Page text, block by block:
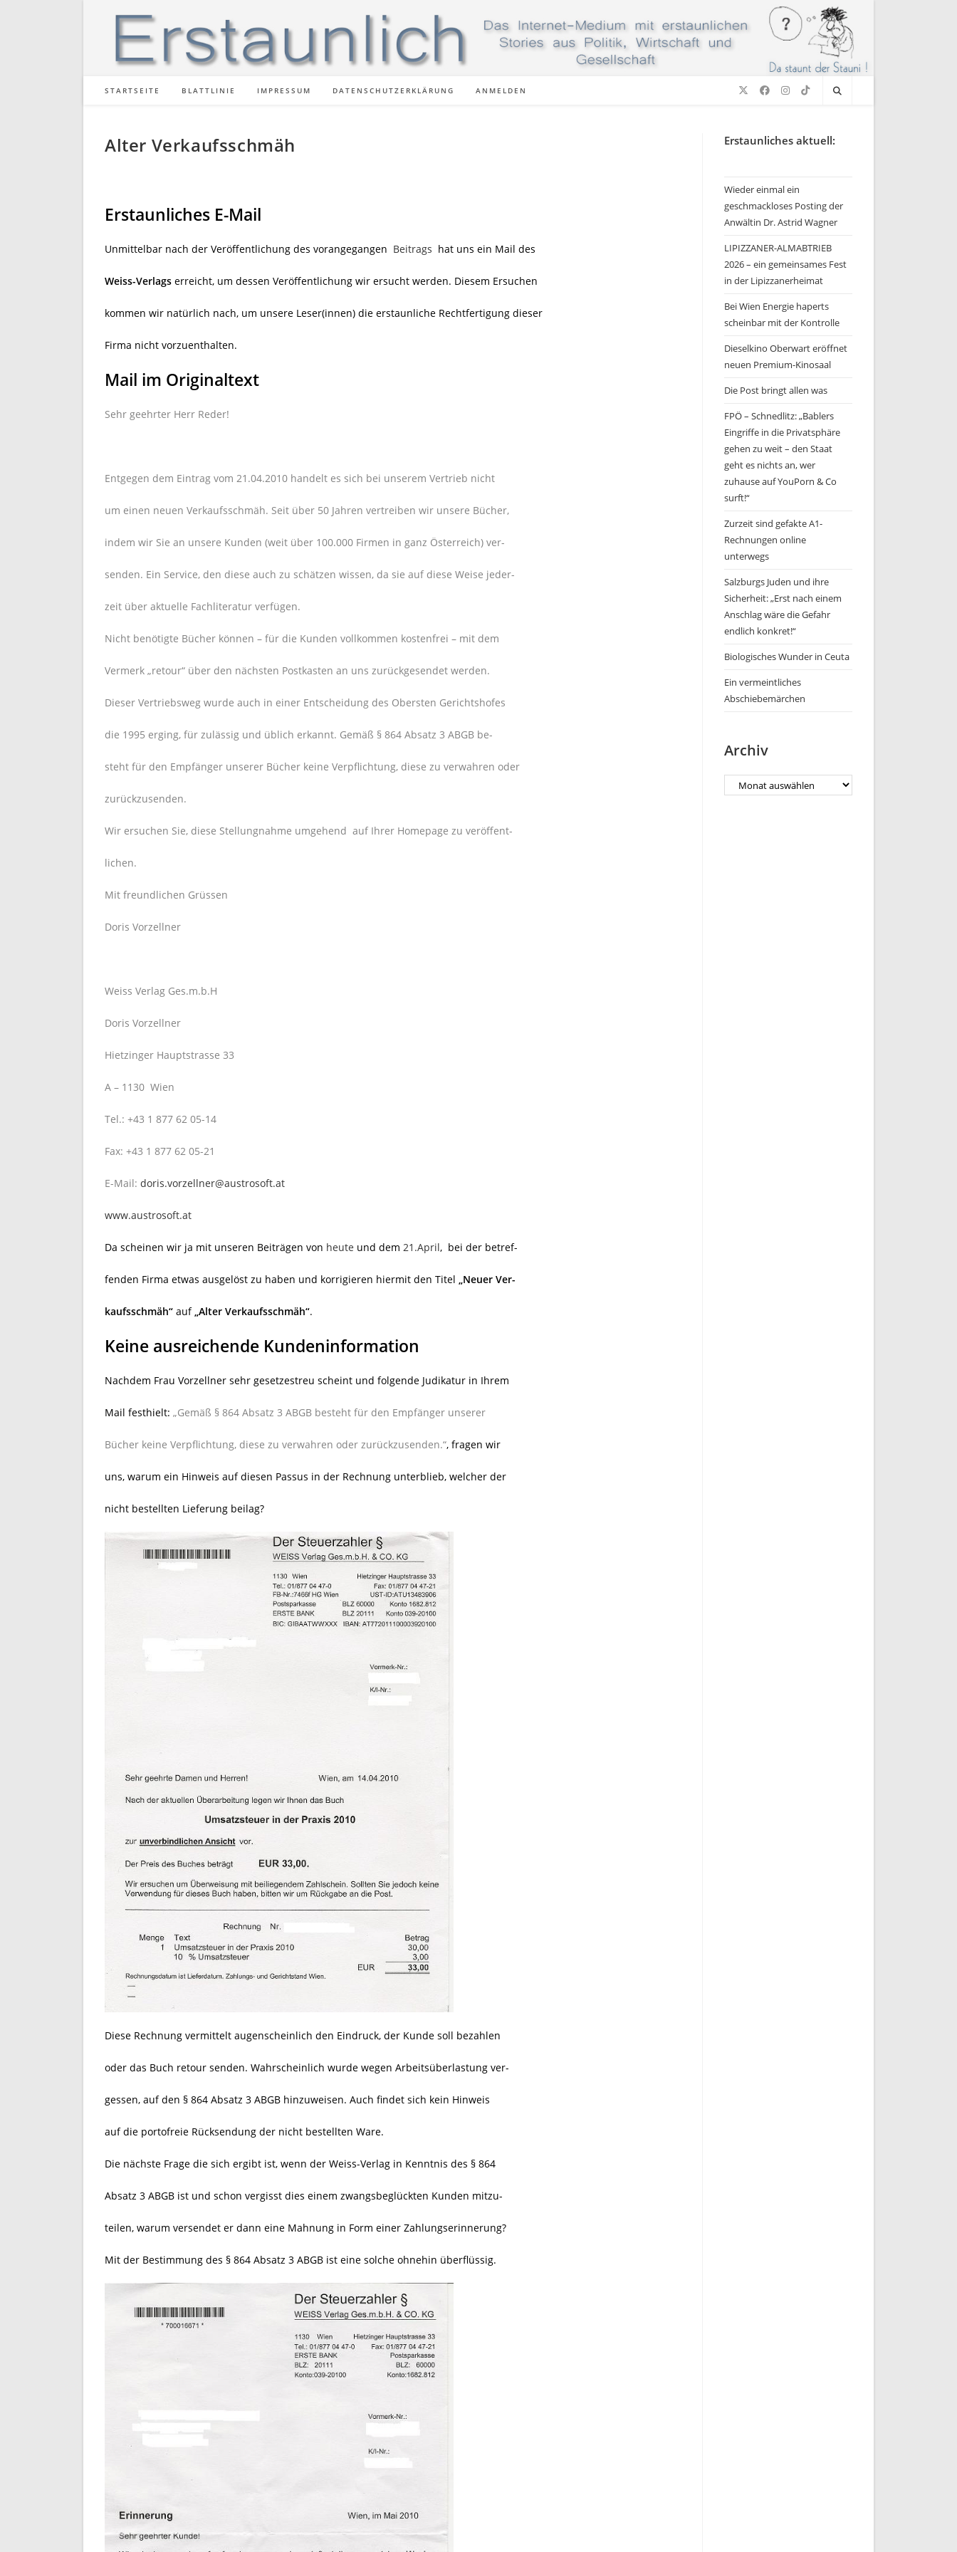
STARTSEITE BLATTLINIE IMPRESSUM DATENSCHUTZERKLÄRUNG ANMELDEN
Alter Verkaufsschmäh
Erstaunliches E-Mail
Unmittelbar nach der Veröffentlichung des vorangegangen Beitrags hat uns ein Mail des
Weiss-Verlags erreicht, um dessen Veröffentlichung wir ersucht werden. Diesem Ersuchen
kommen wir natürlich nach, um unsere Leser(innen) die erstaunliche Rechtfertigung dieser
Firma nicht vorzuenthalten.
Mail im Originaltext
Sehr geehrter Herr Reder!
Entgegen dem Eintrag vom 21.04.2010 handelt es sich bei unserem Vertrieb nicht
um einen neuen Verkaufsschmäh. Seit über 50 Jahren vertreiben wir unsere Bücher,
indem wir Sie an unsere Kunden (weit über 100.000 Firmen in ganz Österreich) ver-
senden. Ein Service, den diese auch zu schätzen wissen, da sie auf diese Weise jeder-
zeit über aktuelle Fachliteratur verfügen.
Nicht benötigte Bücher können – für die Kunden vollkommen kostenfrei – mit dem
Vermerk „retour“ über den nächsten Postkasten an uns zurückgesendet werden.
Dieser Vertriebsweg wurde auch in einer Entscheidung des Obersten Gerichtshofes
die 1995 erging, für zulässig und üblich erkannt. Gemäß § 864 Absatz 3 ABGB be-
steht für den Empfänger unserer Bücher keine Verpflichtung, diese zu verwahren oder
zurückzusenden.
Wir ersuchen Sie, diese Stellungnahme umgehend auf Ihrer Homepage zu veröffent-
lichen.
Mit freundlichen Grüssen
Doris Vorzellner
Weiss Verlag Ges.m.b.H
Doris Vorzellner
Hietzinger Hauptstrasse 33
A – 1130 Wien
Tel.: +43 1 877 62 05-14
Fax: +43 1 877 62 05-21
E-Mail: doris.vorzellner@austrosoft.at
www.austrosoft.at
Da scheinen wir ja mit unseren Beiträgen von heute und dem 21.April, bei der betref-
fenden Firma etwas ausgelöst zu haben und korrigieren hiermit den Titel „Neuer Ver-
kaufsschmäh“ auf„Alter Verkaufsschmäh“.
Keine ausreichende Kundeninformation
Nachdem Frau Vorzellner sehr gesetzestreu scheint und folgende Judikatur in Ihrem
Mail festhielt: „Gemäß § 864 Absatz 3 ABGB besteht für den Empfänger unserer
Bücher keine Verpflichtung, diese zu verwahren oder zurückzusenden.“, fragen wir
uns, warum ein Hinweis auf diesen Passus in der Rechnung unterblieb, welcher der
nicht bestellten Lieferung beilag?
Diese Rechnung vermittelt augenscheinlich den Eindruck, der Kunde soll bezahlen
oder das Buch retour senden. Wahrscheinlich wurde wegen Arbeitsüberlastung ver-
gessen, auf den § 864 Absatz 3 ABGB hinzuweisen. Auch findet sich kein Hinweis
auf die portofreie Rücksendung der nicht bestellten Ware.
Die nächste Frage die sich ergibt ist, wenn der Weiss-Verlag in Kenntnis des § 864
Absatz 3 ABGB ist und schon vergisst dies einem zwangsbeglückten Kunden mitzu-
teilen, warum versendet er dann eine Mahnung in Form einer Zahlungserinnerung?
Mit der Bestimmung des § 864 Absatz 3 ABGB ist eine solche ohnehin überflüssig.
Erstaunliches aktuell:
Wieder einmal ein
geschmackloses Posting der
Anwältin Dr. Astrid Wagner
LIPIZZANER-ALMABTRIEB
2026 – ein gemeinsames Fest
in der Lipizzanerheimat
Bei Wien Energie haperts
scheinbar mit der Kontrolle
Dieselkino Oberwart eröffnet
neuen Premium-Kinosaal
Die Post bringt allen was
FPÖ – Schnedlitz: „Bablers
Eingriffe in die Privatsphäre
gehen zu weit – den Staat
geht es nichts an, wer
zuhause auf YouPorn & Co
surft!“
Zurzeit sind gefakte A1-
Rechnungen online
unterwegs
Salzburgs Juden und ihre
Sicherheit: „Erst nach einem
Anschlag wäre die Gefahr
endlich konkret!“
Biologisches Wunder in Ceuta
Ein vermeintliches
Abschiebemärchen
Archiv
Archiv